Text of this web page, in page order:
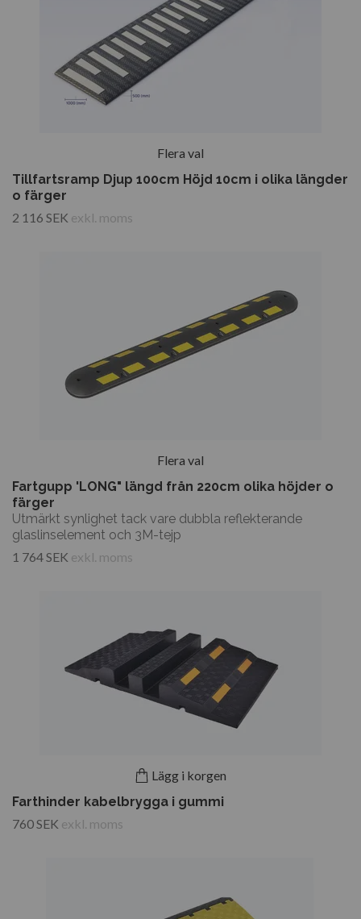
Flera val
Tillfartsramp Djup 100cm Höjd 10cm i olika längder
o färger
2 116 SEK exkl. moms
Flera val
Fartgupp 'LONG" längd från 220cm olika höjder o
färger
Utmärkt synlighet tack vare dubbla reflekterande
glaslinselement och 3M-tejp
1 764 SEK exkl. moms
Lägg i korgen
Farthinder kabelbrygga i gummi
760 SEK exkl. moms